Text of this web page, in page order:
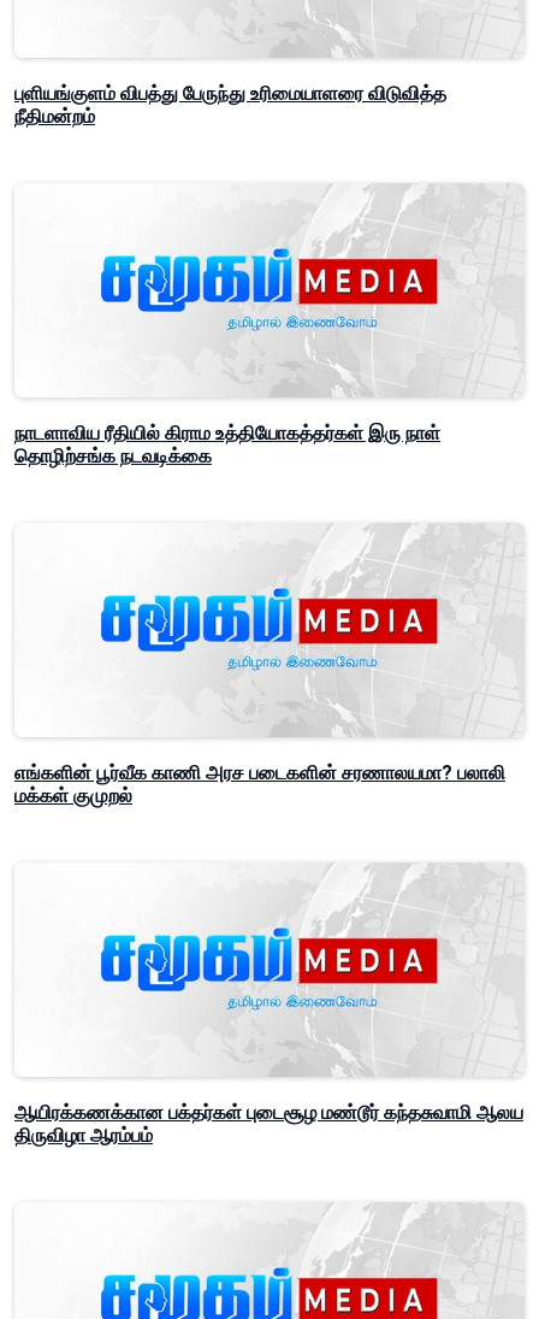
புளியங்குளம் விபத்து பேருந்து உரிமையாளரை விடுவித்த
நீதிமன்றம்
நாடளாவிய ரீதியில் கிராம உத்தியோகத்தர்கள் இரு நாள்
தொழிற்சங்க நடவடிக்கை
எங்களின் பூர்வீக காணி அரச படைகளின் சரணாலயமா? பலாலி
மக்கள் குமுறல்
ஆயிரக்கணக்கான பக்தர்கள் புடைசூழ மண்டூர் கந்தசுவாமி ஆலய
திருவிழா ஆரம்பம்